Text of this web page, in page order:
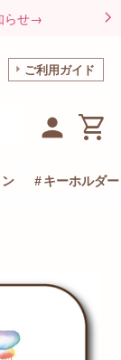
らせ→
ご利用ガイド
キーホルダー